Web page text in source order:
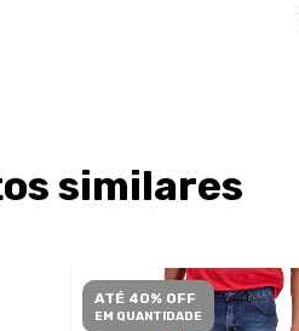
similares
ATÉ 40% OFF
EM QUANTIDADE